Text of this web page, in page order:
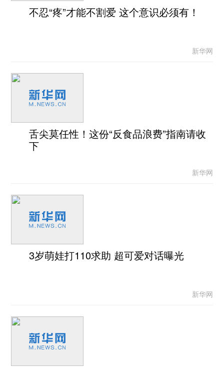
不忍“疼”才能不割爱 这个意识必须有！
新华网
舌尖莫任性！这份“反食品浪费”指南请收
下
新华网
3岁萌娃打110求助 超可爱对话曝光
新华网